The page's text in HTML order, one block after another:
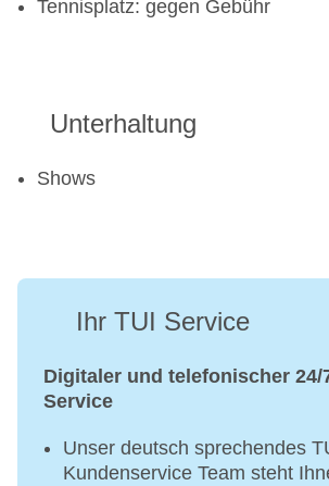
Tennisplatz: gegen Gebühr
Unterhaltung
Shows
Ihr TUI Service
Digitaler und telefonischer 24/
Service
Unser deutsch sprechendes
Kundenservice Team steht